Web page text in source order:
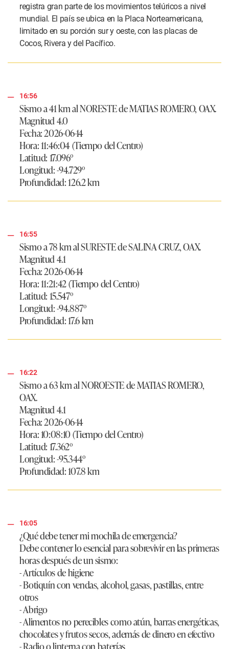
registra gran parte de los movimientos telúricos a nivel
mundial. El país se ubica en la Placa Norteamericana,
limitado en su porción sur y oeste, con las placas de
Cocos, Rivera y del Pacífico.
16:56
Sismo a 41 km al NORESTE de MATIAS ROMERO, OAX.
Magnitud 4.0
Fecha: 2026-06-14
Hora: 11:46:04 (Tiempo del Centro)
Latitud: 17.096º
Longitud: -94.729º
Profundidad: 126.2 km
16:55
Sismo a 78 km al SURESTE de SALINA CRUZ, OAX.
Magnitud 4.1
Fecha: 2026-06-14
Hora: 11:21:42 (Tiempo del Centro)
Latitud: 15.547º
Longitud: -94.887º
Profundidad: 17.6 km
16:22
Sismo a 63 km al NOROESTE de MATIAS ROMERO,
OAX.
Magnitud 4.1
Fecha: 2026-06-14
Hora: 10:08:10 (Tiempo del Centro)
Latitud: 17.362º
Longitud: -95.344º
Profundidad: 107.8 km
16:05
¿Qué debe tener mi mochila de emergencia?
Debe contener lo esencial para sobrevivir en las primeras
horas después de un sismo:
- Artículos de higiene
- Botiquín con vendas, alcohol, gasas, pastillas, entre
otros
- Abrigo
- Alimentos no perecibles como atún, barras energéticas,
chocolates y frutos secos, además de dinero en efectivo
- Radio o linterna con baterías